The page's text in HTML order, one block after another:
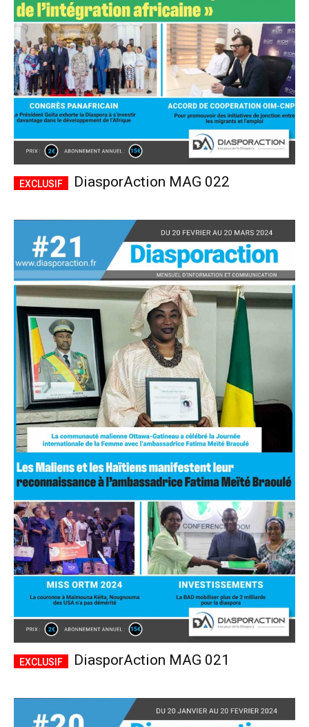
DiasporAction MAG 022
DiasporAction MAG 021